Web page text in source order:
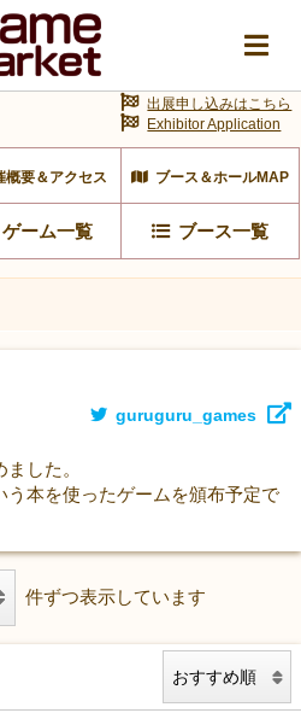
概要＆アクセス ブース＆ホールMAP
ゲーム一覧 ブース一覧
出展申し込みはこちら
Exhibitor Application
guruguru_games
した。
う本を使ったゲームを頒布予定で
件ずつ表示しています